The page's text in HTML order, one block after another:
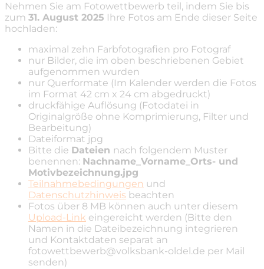
Nehmen Sie am Fotowettbewerb teil, indem Sie bis
zum 31. August 2025 Ihre Fotos am Ende dieser Seite
hochladen:
maximal zehn Farbfotografien pro Fotograf
nur Bilder, die im oben beschriebenen Gebiet
aufgenommen wurden
nur Querformate (Im Kalender werden die Fotos
im Format 42 cm x 24 cm abgedruckt)
druckfähige Auflösung (Fotodatei in
Originalgröße ohne Komprimierung, Filter und
Bearbeitung)
Dateiformat jpg
Bitte die Dateien nach folgendem Muster
benennen: Nachname_Vorname_Orts- und
Motivbezeichnung.jpg
Teilnahmebedingungen und
Datenschutzhinweis beachten
Fotos über 8 MB können auch unter diesem
Upload-Link eingereicht werden (Bitte den
Namen in die Dateibezeichnung integrieren
und Kontaktdaten separat an
fotowettbewerb@volksbank-oldel.de per Mail
senden)